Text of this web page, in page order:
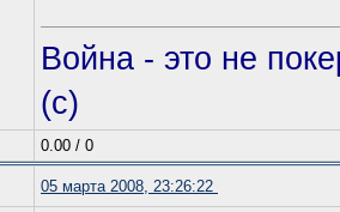
Война - это не
(c)
0.00 / 0
05 марта 2008, 23:26:22